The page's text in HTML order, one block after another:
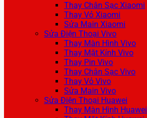
Thay Chân Sạc Xiaomi
Thay Vỏ Xiaomi
Sửa Main Xiaomi
Sửa Điện Thoại Vivo
Thay Màn Hình Vivo
Thay Mặt Kính Vivo
Thay Pin Vivo
Thay Chân Sạc Vivo
Thay Vỏ Vivo
Sửa Main Vivo
Sửa Điện Thoại Huawei
Thay Màn Hình Huawei